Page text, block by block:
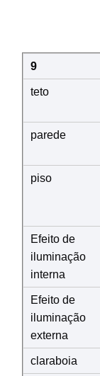
9
teto
parede
piso
Efeito de
iluminação
interna
Efeito de
iluminação
externa
claraboia